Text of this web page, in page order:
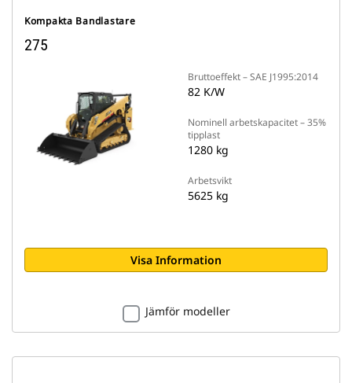
Kompakta Bandlastare
275
Bruttoeffekt – SAE J1995:2014
82 K/W
Nominell arbetskapacitet – 35%
tipplast
1280 kg
Arbetsvikt
5625 kg
Visa Information
Jämför modeller